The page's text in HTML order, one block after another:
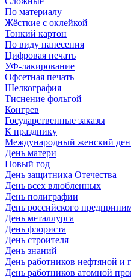
По материалу
Жёсткие с оклейкой
Тонкий картон
По виду нанесения
Цифровая печать
УФ-лакирование
Офсетная печать
Шелкография
Тиснение фольгой
Конгрев
Государственные заказы
К празднику
Международный женский
День матери
Новый год
День защитника Отечества
День всех влюбленных
День полиграфии
День российского
День металлурга
День флориста
День строителя
День знаний
День работников нефтяной и
День работников атомной